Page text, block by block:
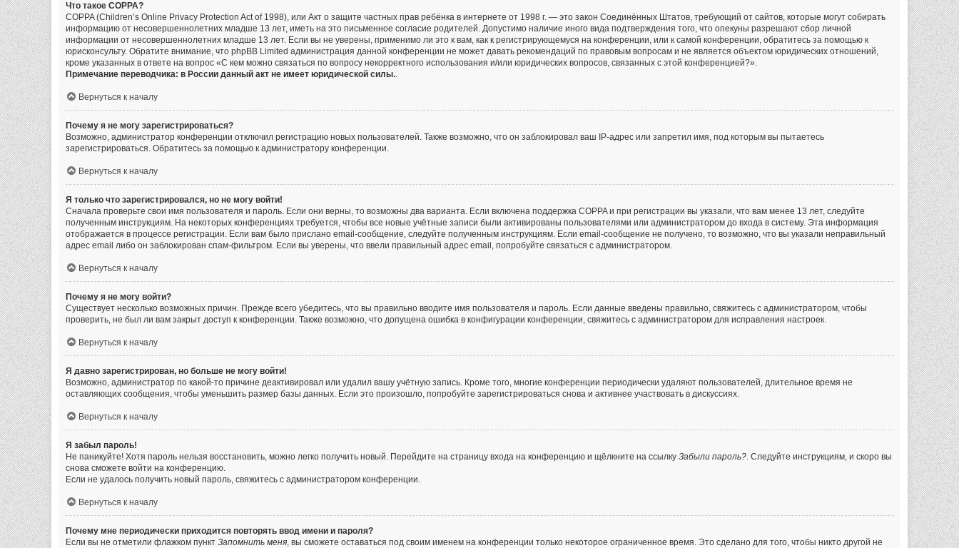
Что такое COPPA?
COPPA (Children’s Online Privacy Protection Act of 1998), или Акт о защите частных прав ребёнка в интернете от 1998 г. — это закон Соединённых Штатов, требующий от сайтов, которые могут собирать
информацию от несовершеннолетних младше 13 лет, иметь на это письменное согласие родителей. Допустимо наличие иного вида подтверждения того, что опекуны разрешают сбор личной
информации от несовершеннолетних младше 13 лет. Если вы не уверены, применимо ли это к вам, как к регистрирующемуся на конференции, или к самой конференции, обратитесь за помощью к
юрисконсульту. Обратите внимание, что phpBB Limited администрация данной конференции не может давать рекомендаций по правовым вопросам и не является объектом юридических отношений,
кроме указанных в ответе на вопрос «С кем можно связаться по вопросу некорректного использования и/или юридических вопросов, связанных с этой конференцией?».
Примечание переводчика: в России данный акт не имеет юридической силы..
Вернуться к началу
Почему я не могу зарегистрироваться?
Возможно, администратор конференции отключил регистрацию новых пользователей. Также возможно, что он заблокировал ваш IP-адрес или запретил имя, под которым вы пытаетесь
зарегистрироваться. Обратитесь за помощью к администратору конференции.
Вернуться к началу
Я только что зарегистрировался, но не могу войти!
Сначала проверьте свои имя пользователя и пароль. Если они верны, то возможны два варианта. Если включена поддержка COPPA и при регистрации вы указали, что вам менее 13 лет, следуйте
полученным инструкциям. На некоторых конференциях требуется, чтобы все новые учётные записи были активированы пользователями или администратором до входа в систему. Эта информация
отображается в процессе регистрации. Если вам было прислано email-сообщение, следуйте полученным инструкциям. Если email-сообщение не получено, то возможно, что вы указали неправильный
адрес email либо он заблокирован спам-фильтром. Если вы уверены, что ввели правильный адрес email, попробуйте связаться с администратором.
Вернуться к началу
Почему я не могу войти?
Существует несколько возможных причин. Прежде всего убедитесь, что вы правильно вводите имя пользователя и пароль. Если данные введены правильно, свяжитесь с администратором, чтобы
проверить, не был ли вам закрыт доступ к конференции. Также возможно, что допущена ошибка в конфигурации конференции, свяжитесь с администратором для исправления настроек.
Вернуться к началу
Я давно зарегистрирован, но больше не могу войти!
Возможно, администратор по какой-то причине деактивировал или удалил вашу учётную запись. Кроме того, многие конференции периодически удаляют пользователей, длительное время не
оставляющих сообщения, чтобы уменьшить размер базы данных. Если это произошло, попробуйте зарегистрироваться снова и активнее участвовать в дискуссиях.
Вернуться к началу
Я забыл пароль!
Не паникуйте! Хотя пароль нельзя восстановить, можно легко получить новый. Перейдите на страницу входа на конференцию и щёлкните на ссылку Забыли пароль?. Следуйте инструкциям, и скоро вы
снова сможете войти на конференцию.
Если не удалось получить новый пароль, свяжитесь с администратором конференции.
Вернуться к началу
Почему мне периодически приходится повторять ввод имени и пароля?
Если вы не отметили флажком пункт Запомнить меня, вы сможете оставаться под своим именем на конференции только некоторое ограниченное время. Это сделано для того, чтобы никто другой не